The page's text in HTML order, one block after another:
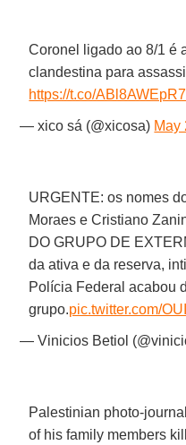
Coronel ligado ao 8/1 é
clandestina para
https://t.co/ABl8AWEpR7
— xico sá (@xicosa) May
URGENTE: os nomes
Moraes e Cristiano
DO GRUPO DE
da ativa e da reserva,
Polícia Federal acabou
grupo.pic.twitter.com/
— Vinicios Betiol
Palestinian photo-
of his family members